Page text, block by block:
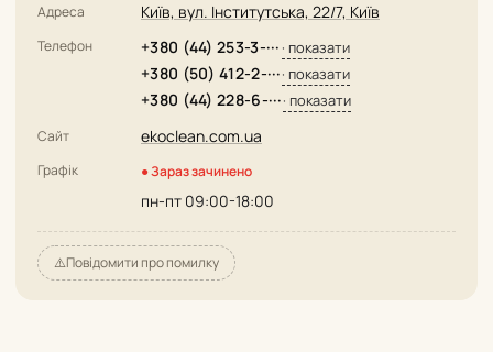
Адреса Київ, вул. Інститутська, 22/7, Київ
Телефон +380 (44) 253-3-··· · показати
+380 (50) 412-2-···· показати
+380 (44) 228-6-···· показати
Сайт ekoclean.com.ua
Графік ● Зараз зачинено
пн-пт 09:00-18:00
⚠️Повідомити про помилку